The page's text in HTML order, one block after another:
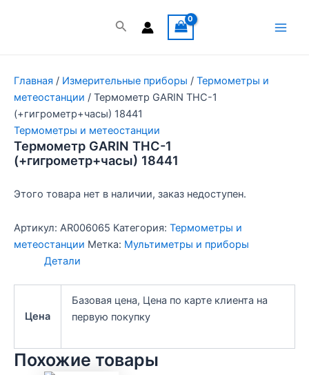
Поиск
Главная / Измерительные приборы / Термометры и
метеостанции / Термометр GARIN THC-1
(+гигрометр+часы) 18441
Термометры и метеостанции
Термометр GARIN THC-1
(+гигрометр+часы) 18441
Этого товара нет в наличии, заказ недоступен.
Артикул: AR006065 Категория: Термометры и
метеостанции Метка: Мультиметры и приборы
Детали
Цена
Базовая цена, Цена по карте клиента на
первую покупку
Похожие товары